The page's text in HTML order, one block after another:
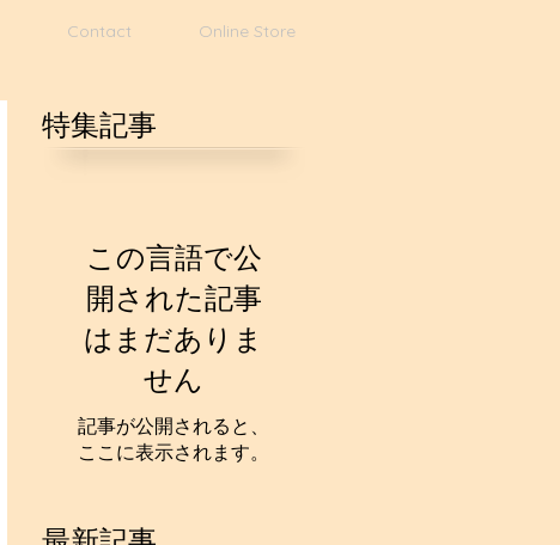
Contact Online Store
特集記事
この言語で公
開された記事
はまだありま
せん
記事が公開されると、
ここに表示されます。